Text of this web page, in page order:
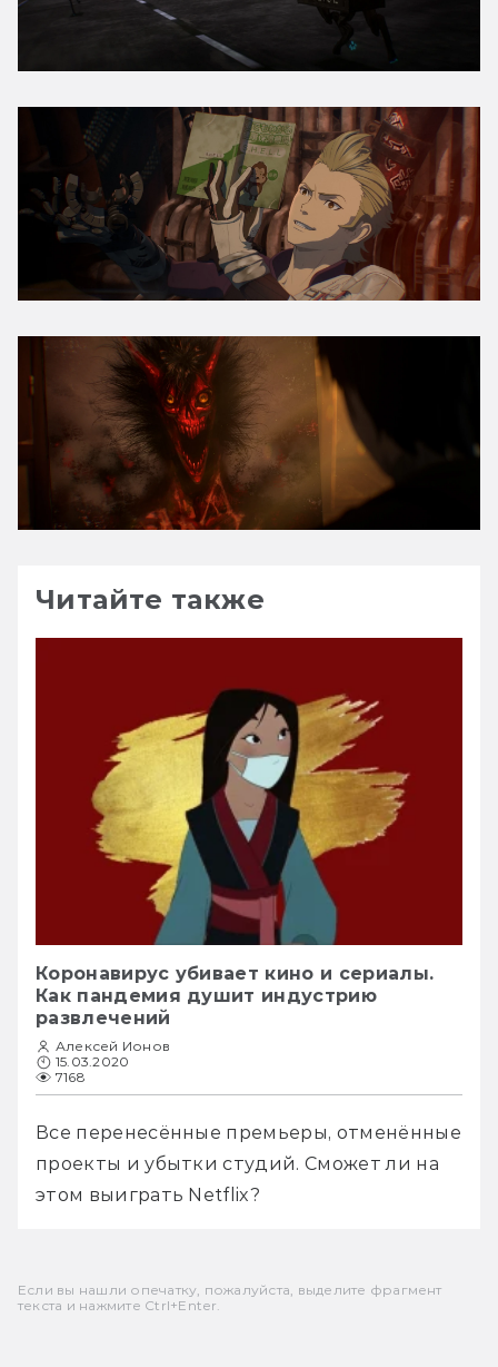
Читайте также
Коронавирус убивает кино и сериалы.
Как пандемия душит индустрию
развлечений
Алексей Ионов
15.03.2020
7168
Все перенесённые премьеры, отменённые
проекты и убытки студий. Сможет ли на
этом выиграть Netflix?
Если вы нашли опечатку, пожалуйста, выделите фрагмент
текста и нажмите Ctrl+Enter.